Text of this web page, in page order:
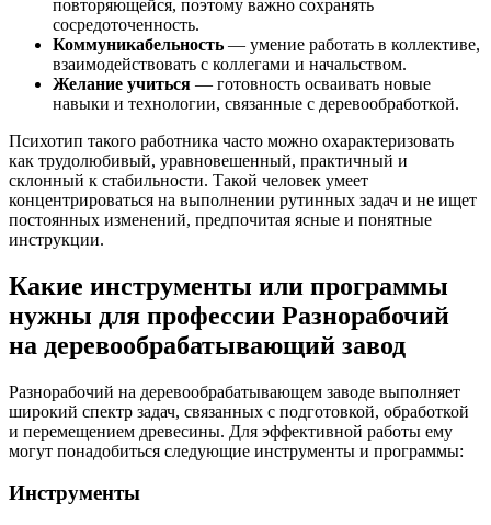
повторяющейся, поэтому важно сохранять
сосредоточенность.
Коммуникабельность — умение работать в коллективе,
взаимодействовать с коллегами и начальством.
Желание учиться — готовность осваивать новые
навыки и технологии, связанные с деревообработкой.
Психотип такого работника часто можно охарактеризовать
как трудолюбивый, уравновешенный, практичный и
склонный к стабильности. Такой человек умеет
концентрироваться на выполнении рутинных задач и не ищет
постоянных изменений, предпочитая ясные и понятные
инструкции.
Какие инструменты или программы
нужны для профессии Разнорабочий
на деревообрабатывающий завод
Разнорабочий на деревообрабатывающем заводе выполняет
широкий спектр задач, связанных с подготовкой, обработкой
и перемещением древесины. Для эффективной работы ему
могут понадобиться следующие инструменты и программы:
Инструменты